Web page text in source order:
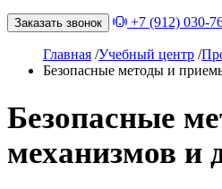
Заказать звонок +7 (912) 030-
Главная /Учебный центр /
Безопасные методы и
Безопасные
механизмов и